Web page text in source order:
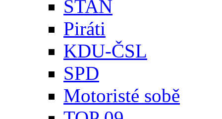
STAN
Piráti
KDU-ČSL
SPD
Motoristé sobě